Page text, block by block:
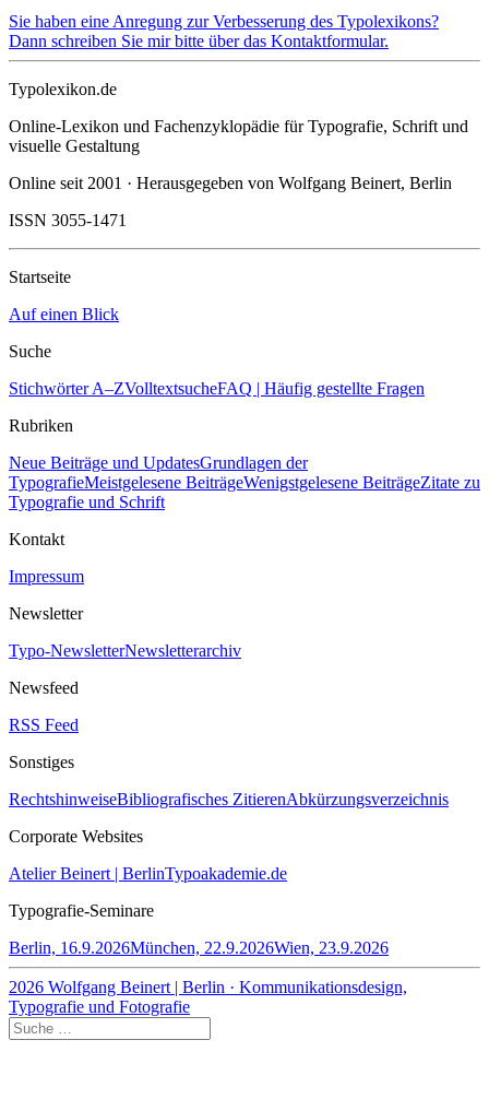
Sie haben eine Anregung zur Verbesserung des Typolexikons?
Dann schreiben Sie mir bitte über das Kontaktformular.
Typolexikon.de
Online-Lexikon und Fachenzyklopädie für Typografie, Schrift und
visuelle Gestaltung
Online seit 2001 · Herausgegeben von Wolfgang Beinert, Berlin
ISSN 3055-1471
Startseite
Auf einen Blick
Suche
Stichwörter A–ZVolltextsucheFAQ | Häufig gestellte Fragen
Rubriken
Neue Beiträge und UpdatesGrundlagen der
TypografieMeistgelesene BeiträgeWenigstgelesene BeiträgeZitate zu
Typografie und Schrift
Kontakt
Impressum
Newsletter
Typo-NewsletterNewsletterarchiv
Newsfeed
RSS Feed
Sonstiges
RechtshinweiseBibliografisches ZitierenAbkürzungsverzeichnis
Corporate Websites
Atelier Beinert | BerlinTypoakademie.de
Typografie-Seminare
Berlin, 16.9.2026München, 22.9.2026Wien, 23.9.2026
2026 Wolfgang Beinert | Berlin · Kommunikationsdesign,
Typografie und Fotografie